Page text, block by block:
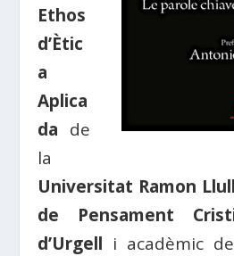
Ethos
d’Ètic
a
Aplica
da de
la
Universitat Ramon Llull
de Pensament
d’Urgell i acadèmic